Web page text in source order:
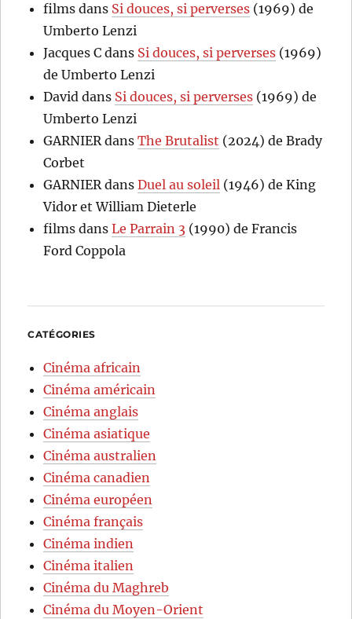
films dans Si douces, si perverses (1969) de
Umberto Lenzi
Jacques C dans Si douces, si perverses (1969)
de Umberto Lenzi
David dans Si douces, si perverses (1969) de
Umberto Lenzi
GARNIERdansThe Brutalist (2024) de Brady
Corbet
GARNIERdansDuel au soleil (1946) de King
Vidor et William Dieterle
films dansLe Parrain 3 (1990) de Francis
Ford Coppola
CATÉGORIES
Cinéma africain
Cinéma américain
Cinéma anglais
Cinéma asiatique
Cinéma australien
Cinéma canadien
Cinéma européen
Cinéma français
Cinéma indien
Cinéma italien
Cinéma du Maghreb
Cinéma du Moyen-Orient